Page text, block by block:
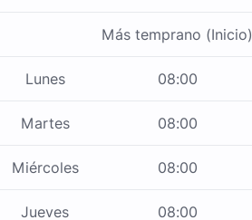
Más temprano (Inicio)
Lunes 08:00
Martes 08:00
Miércoles 08:00
Jueves 08:00